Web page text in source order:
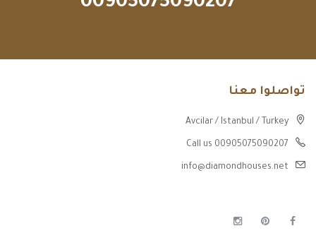
تواصلوا معنا
Avcilar / Istanbul / Turkey
Call us 00905075090207
info@diamondhouses.net